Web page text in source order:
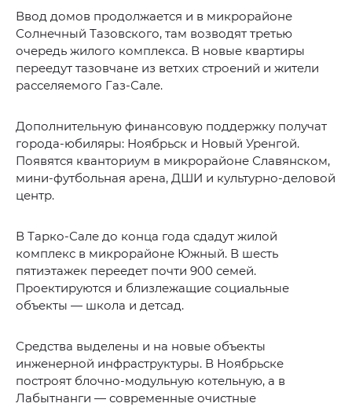
Ввод домов продолжается и в микрорайоне
Солнечный Тазовского, там возводят третью
очередь жилого комплекса. В новые квартиры
переедут тазовчане из ветхих строений и жители
расселяемого Газ-Сале.
Дополнительную финансовую поддержку получат
города-юбиляры: Ноябрьск и Новый Уренгой.
Появятся кванториум в микрорайоне Славянском,
мини-футбольная арена, ДШИ и культурно-деловой
центр.
В Тарко-Сале до конца года сдадут жилой
комплекс в микрорайоне Южный. В шесть
пятиэтажек переедет почти 900 семей.
Проектируются и близлежащие социальные
объекты — школа и детсад.
Средства выделены и на новые объекты
инженерной инфраструктуры. В Ноябрьске
построят блочно-модульную котельную, а в
Лабытнанги — современные очистные